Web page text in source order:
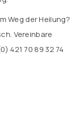
Weg der Heilung?
Vereinbare
421 70 89 32 74